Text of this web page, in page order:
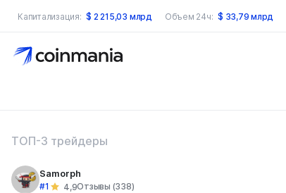
Капитализация: $ 2 215,03 млрд Объем 24ч: $ 33,79 млрд
по сайту
ТОП-3 трейдеры
Samorph
#1 4,9Отзывы (338)